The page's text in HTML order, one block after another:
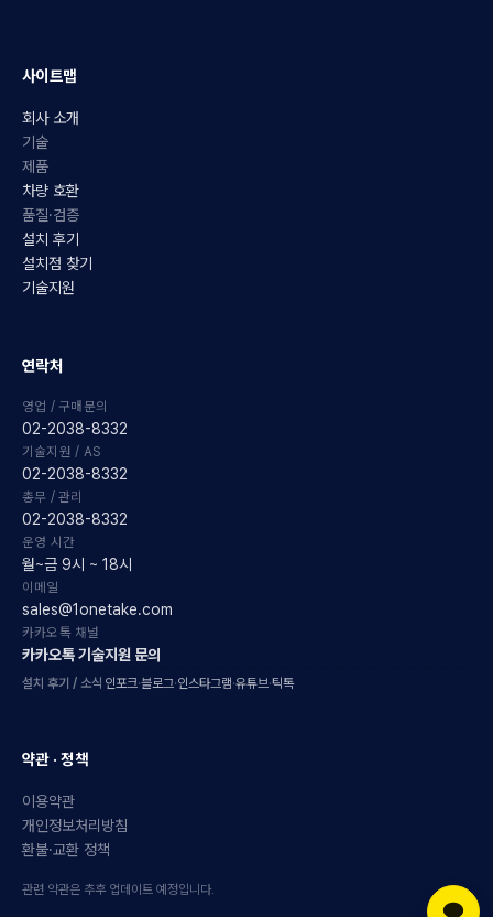
사이트맵
회사 소개
기술
제품
차량 호환
품질·검증
설치 후기
설치점 찾기
기술지원
연락처
영업 / 구매문의
02-2038-8332
기술지원 / AS
02-2038-8332
총무 / 관리
02-2038-8332
운영 시간
월~금 9시 ~ 18시
이메일
sales@1onetake.com
카카오톡 채널
카카오톡 기술지원 문의
설치 후기 / 소식 인포크·블로그·인스타그램·유튜브·틱톡
약관 · 정책
이용약관
개인정보처리방침
환불·교환 정책
관련 약관은 추후 업데이트 예정입니다.